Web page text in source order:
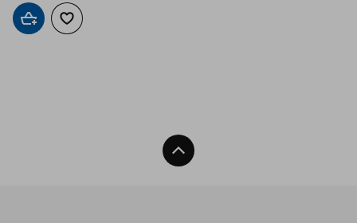
Добави в кошницата
Добави към списъка с любими
Нагоре